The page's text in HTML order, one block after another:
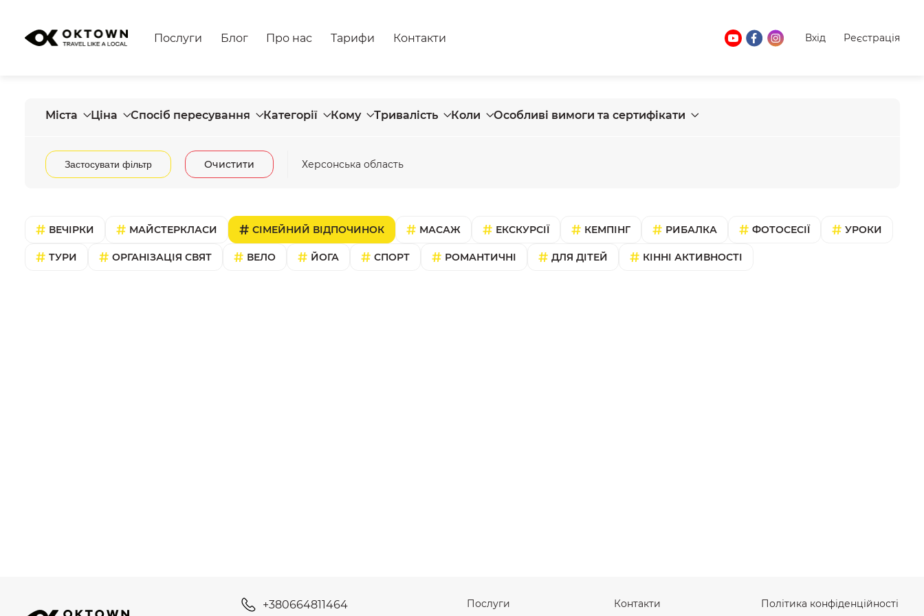
Послуги Блог Про нас Тарифи Контакти Вхід Реєстрація
Міста Ціна Спосіб пересування Категорії Кому Тривалість Коли Особливі вимоги та сертифікати
Застосувати фільтр Очистити Херсонська область
ВЕЧІРКИ МАЙСТЕРКЛАСИ СІМЕЙНИЙ ВІДПОЧИНОК МАСАЖ ЕКСКУРСІЇ КЕМПІНГ РИБАЛКА ФОТОСЕСІЇ УРОКИ
ТУРИ ОРГАНІЗАЦІЯ СВЯТ ВЕЛО ЙОГА СПОРТ РОМАНТИЧНІ ДЛЯ ДІТЕЙ КІННІ АКТИВНОСТІ
+380664811464 Послуги Контакти Політика конфіденційності